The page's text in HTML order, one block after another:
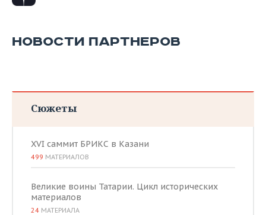
НОВОСТИ ПАРТНЕРОВ
Сюжеты
XVI саммит БРИКС в Казани
499 МАТЕРИАЛОВ
Великие воины Татарии. Цикл исторических
материалов
24 МАТЕРИАЛА